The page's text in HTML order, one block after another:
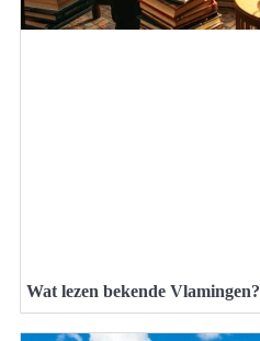
Wat lezen bekende Vlamingen?